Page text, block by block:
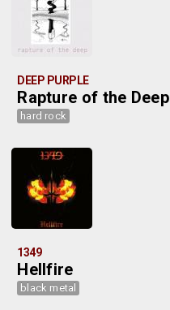
DEEP PURPLE
Rapture of the Deep
hard rock
1349
Hellfire
black metal